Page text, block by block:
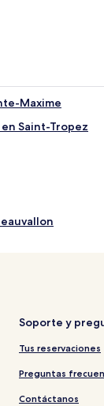
Maxime
Saint-Tropez
Soporte y
Tus reservaciones
Preguntas
Contáctanos